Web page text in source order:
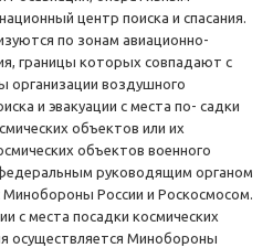
центр поиска и спасания.
по зонам авиационно-
границы которых совпадают с
организации воздушного
и эвакуации с места по- садки
объектов или их
объектов военного
руководящим органом
России и Роскосмосом.
с места посадки космических
осуществляется Минобороны